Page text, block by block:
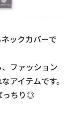
ックカバーで
ファッション
アイテムです。
っちり◎